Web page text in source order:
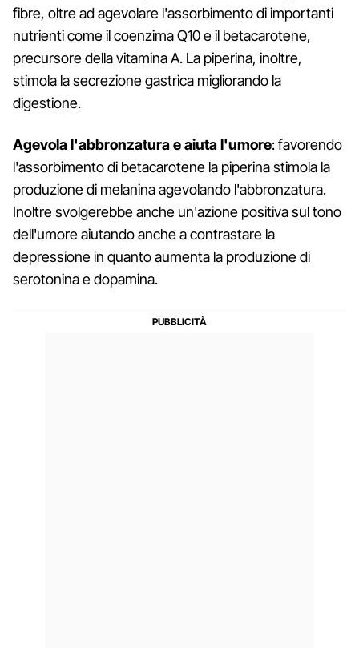
fibre, oltre ad agevolare l'assorbimento di importanti
nutrienti come il coenzima Q10 e il betacarotene,
precursore della vitamina A. La piperina, inoltre,
stimola la secrezione gastrica migliorando la
digestione.
Agevola l'abbronzatura e aiuta l'umore: favorendo
l'assorbimento di betacarotene la piperina stimola la
produzione di melanina agevolando l'abbronzatura.
Inoltre svolgerebbe anche un'azione positiva sul tono
dell'umore aiutando anche a contrastare la
depressione in quanto aumenta la produzione di
serotonina e dopamina.